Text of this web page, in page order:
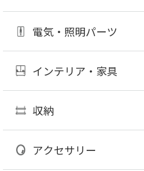
電気・照明パーツ
インテリア・家具
収納
アクセサリー